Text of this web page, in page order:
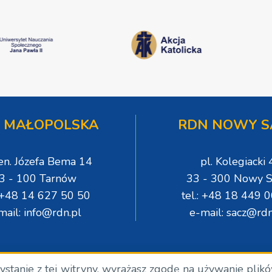
MAŁOPOLSKA
Józefa Bema 14
- 100 Tarnów
14 627 50 50
info@rdn.pl
RDN NOWY
pl. Kolegiacki
33 - 300 Nowy
tel.: +48 18 449
e-mail:
z tej witryny, wyrażasz zgodę na używanie